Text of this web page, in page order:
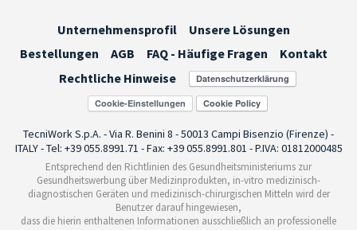
Unternehmensprofil
Unsere Lösungen
Bestellungen
AGB FAQ - Häufige Fragen
Kontakt
Rechtliche Hinweise
Cookie-Einstellungen
TecniWork S.p.A. - Via R. Benini 8 - 50013 Campi Bisenzio (Firenze) -
ITALY - Tel: +39 055.8991.71 - Fax: +39 055.8991.801 - P.IVA: 01812000485
Entsprechend den Richtlinien des Gesundheitsministeriums zur
Gesundheitswerbung über Medizinprodukten, in-vitro medizinisch-
diagnostischen Geräten und medizinisch-chirurgischen Mitteln wird der
Benutzer darauf hingewiesen,
dass die hierin enthaltenen Informationen ausschließlich an professionelle